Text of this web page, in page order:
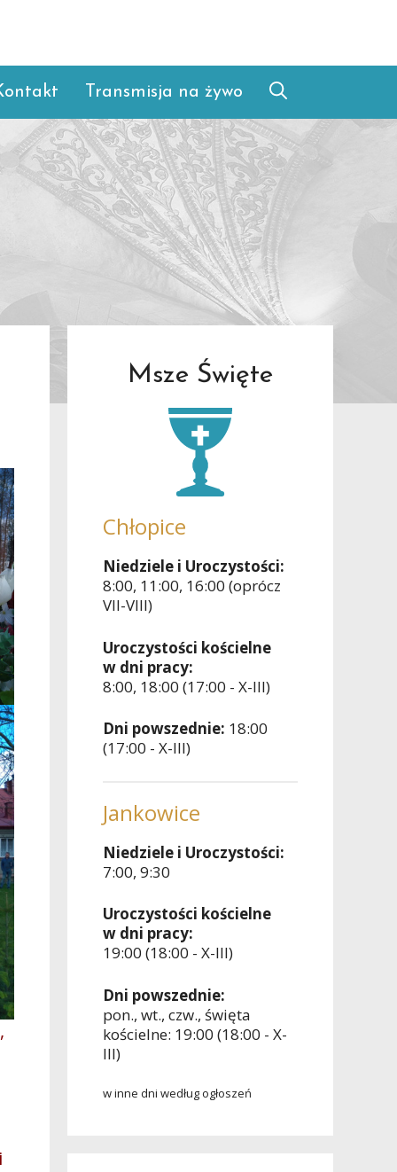
Transmisja na żywo
Msze Święte
Chłopice
Niedziele i Uroczystości:
8:00, 11:00, 16:00 (oprócz
VII-VIII)
Uroczystości kościelne
w dni pracy:
8:00, 18:00 (17:00 - X-III)
Dni powszednie: 18:00
(17:00 - X-III)
Jankowice
Niedziele i Uroczystości:
7:00, 9:30
Uroczystości kościelne
w dni pracy:
19:00 (18:00 - X-III)
Dni powszednie:
pon., wt., czw., święta
kościelne: 19:00 (18:00 - X-
III)
w inne dni według ogłoszeń